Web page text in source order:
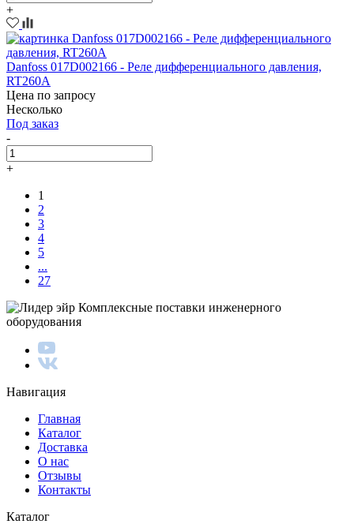
+
Danfoss 017D002166 - Реле дифференциального давления,
RT260A
Цена по запросу
Несколько
Под заказ
-
+
1
2
3
4
5
...
27
Комплексные поставки инженерного
оборудования
Навигация
Главная
Каталог
Доставка
О нас
Отзывы
Контакты
Каталог